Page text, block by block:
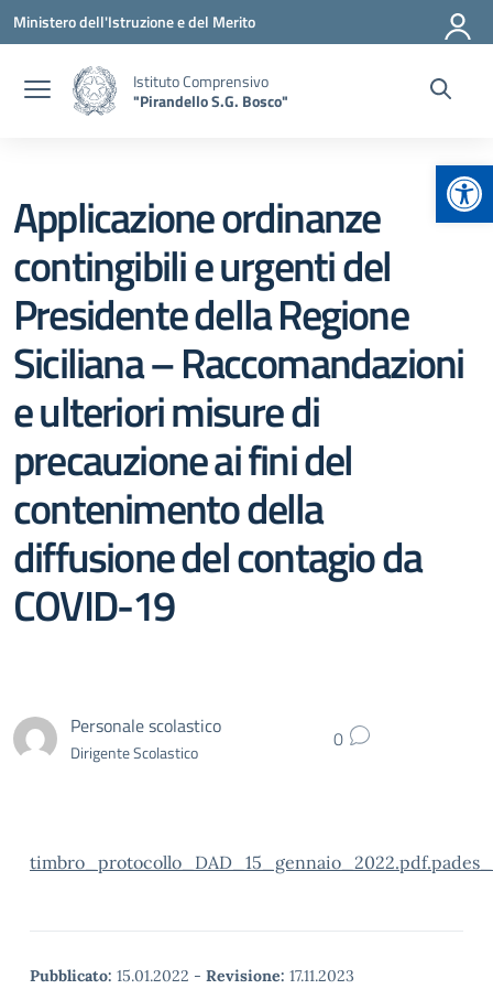
Vai ai contenuti
Vai al menu di navigazione
Vai al footer
Ministero dell'Istruzione e del Merito
Istituto Comprensivo
"Pirandello S.G. Bosco"
Applicazione ordinanze
contingibili e urgenti del
Presidente della Regione
Siciliana – Raccomandazioni
e ulteriori misure di
precauzione ai fini del
contenimento della
diffusione del contagio da
COVID-19
Personale scolastico
Dirigente Scolastico 0
timbro_protocollo_DAD_15_gennaio_2022.pdf.pades_
Pubblicato: 15.01.2022 - Revisione: 17.11.2023